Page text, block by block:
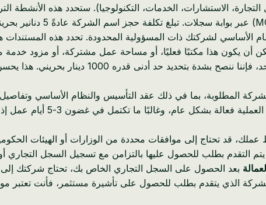
الاستشارات، الخدمات، التكنولوجيا). ستحدد هذه الأنشطة
الأساسي لشركتك ذات المسؤولية المحدودة. تحدد هذه
أن يكون هذا مكتبًا فعليًا، أو مساحة عمل مشتركة، أو مزود
بينما الحد الأدنى القانوني لشركة ذات مسؤولية
سيرشدك النظام خلال تحميل
عملك، قد تحتاج إلى موافقات محددة من الوزارات أو الهيئات
يتم التقدم بطلب للحصول عليها بالتزامن مع تسجيل السجل التجاري
الذي يتقدم بطلب للحصول على تأشيرة مستثمر، فأنت